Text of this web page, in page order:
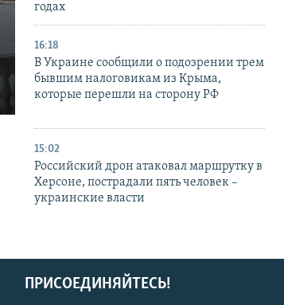
годах
16:18
В Украине сообщили о подозрении трем
бывшим налоговикам из Крыма,
которые перешли на сторону РФ
15:02
Российский дрон атаковал маршрутку в
Херсоне, пострадали пять человек –
украинские власти
ПРИСОЕДИНЯЙТЕСЬ!